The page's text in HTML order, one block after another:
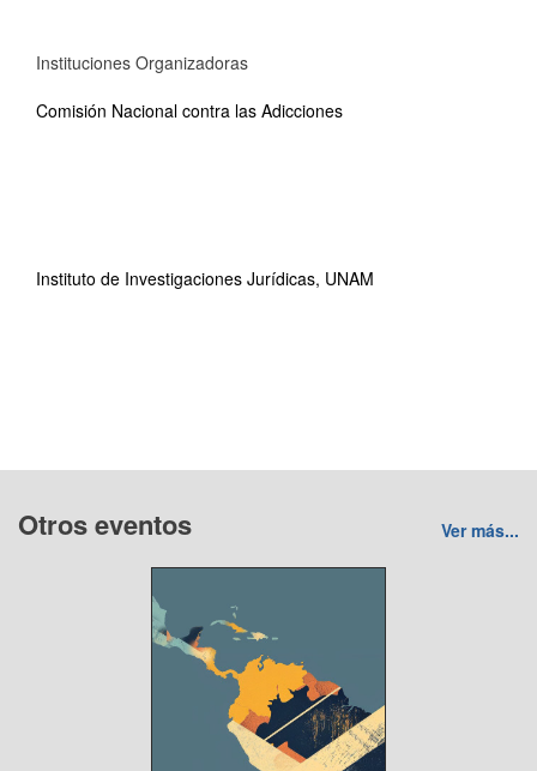
Instituciones Organizadoras
Comisión Nacional contra las Adicciones
Instituto de Investigaciones Jurídicas, UNAM
Otros eventos Ver más...